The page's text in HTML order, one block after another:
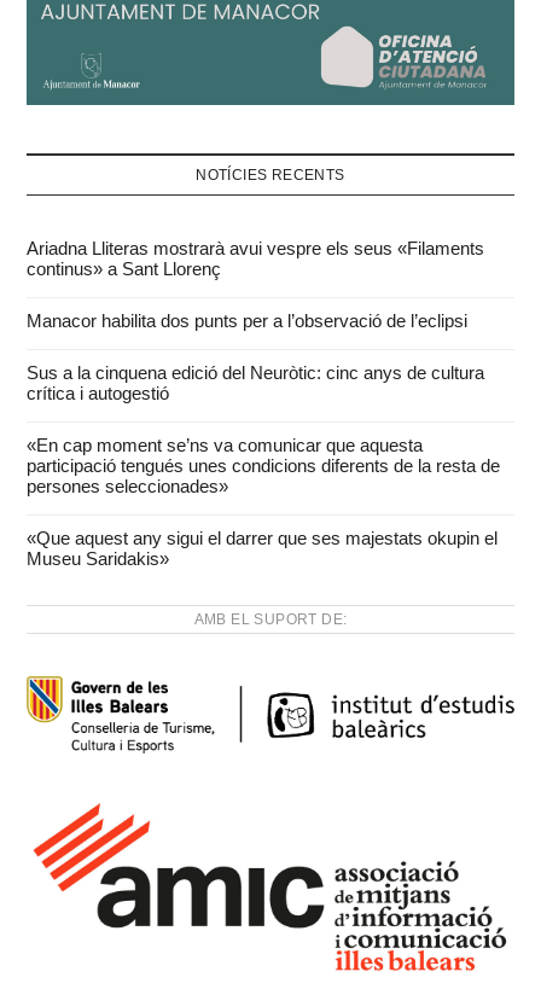
NOTÍCIES RECENTS
Ariadna Lliteras mostrarà avui vespre els seus «Filaments
continus» a Sant Llorenç
Manacor habilita dos punts per a l’observació de l’eclipsi
Sus a la cinquena edició del Neuròtic: cinc anys de cultura
crítica i autogestió
«En cap moment se’ns va comunicar que aquesta
participació tengués unes condicions diferents de la resta de
persones seleccionades»
«Que aquest any sigui el darrer que ses majestats okupin el
Museu Saridakis»
AMB EL SUPORT DE: